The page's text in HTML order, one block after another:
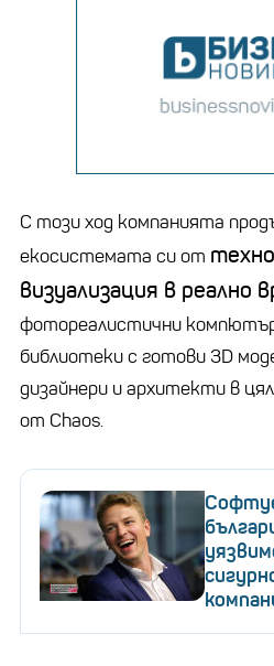
С този ход компанията
екосистемата си от
визуализация в реално
фотореалистични
библиотеки с готови 3D
дизайнери и архитекти в
от Chaos.